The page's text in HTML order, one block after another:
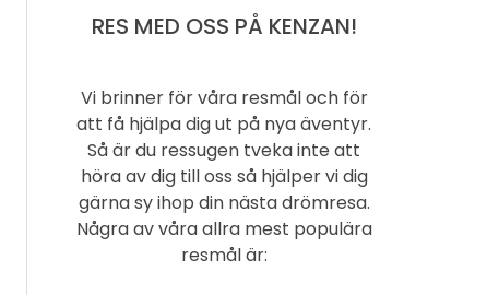
RES MED OSS PÅ KENZAN!
Vi brinner för våra resmål och för
att få hjälpa dig ut på nya äventyr.
Så är du ressugen tveka inte att
höra av dig till oss så hjälper vi dig
gärna sy ihop din nästa drömresa.
Några av våra allra mest populära
resmål är: